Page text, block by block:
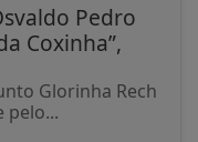
Pedro
Coxinha”,
Glorinha Rech
pelo...